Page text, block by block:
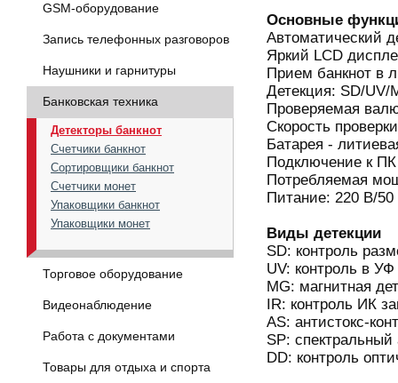
GSM-оборудование
Запись телефонных разговоров
Наушники и гарнитуры
Банковская техника
Детекторы банкнот
Счетчики банкнот
Сортировщики банкнот
Счетчики монет
Упаковщики банкнот
Упаковщики монет
Торговое оборудование
Видеонаблюдение
Работа с документами
Товары для отдыха и спорта
Основные
Автоматический
Яркий LCD
Прием банкнот в
Детекция: SD/UV/
Проверяемая
Скорость
Батарея -
Подключение к
Потребляемая
Питание: 220 В/50
Виды детекции
SD: контроль
UV: контроль в
MG: магнитная
IR: контроль ИК
AS: антистокс-
SP: спектральный
DD: контроль